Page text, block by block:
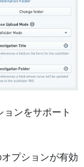
ンをサポート
オプションが有効